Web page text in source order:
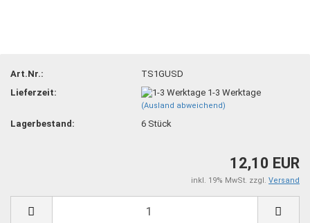
Art.Nr.:
TS1GUSD
Lieferzeit:
1-3 Werktage
(Ausland abweichend)
Lagerbestand: 6 Stück
12,10 EUR
inkl. 19% MwSt. zzgl. Versand